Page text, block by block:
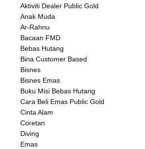
Aktiviti Dealer Public Gold
Anak Muda
Ar-Rahnu
Bacaan FMD
Bebas Hutang
Bina Customer Based
Bisnes
Bisnes Emas
Buku Misi Bebas Hutang
Cara Beli Emas Public Gold
Cinta Alam
Coretan
Diving
Emas